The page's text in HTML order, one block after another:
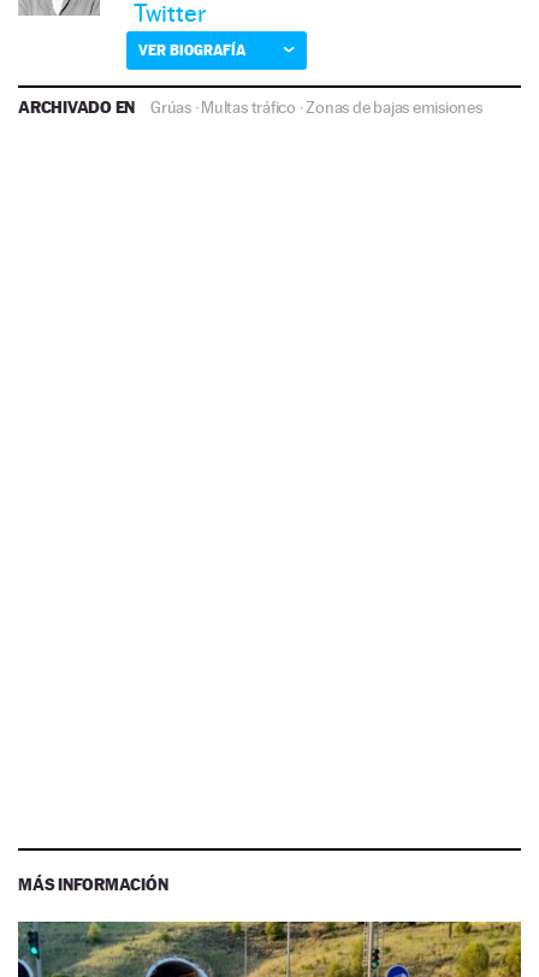
Twitter
VER BIOGRAFÍA
ARCHIVADO EN Grúas·Multas tráfico ·Zonas de bajas emisiones
MÁS INFORMACIÓN